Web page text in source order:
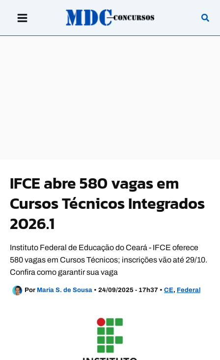
IFCE abre 580 vagas em
Cursos Técnicos Integrados
2026.1
Instituto Federal de Educação do Ceará - IFCE oferece
580 vagas em Cursos Técnicos; inscrições vão até 29/10.
Confira como garantir sua vaga
Por Maria S. de Sousa • 24/09/2025 - 17h37 • CE, Federal